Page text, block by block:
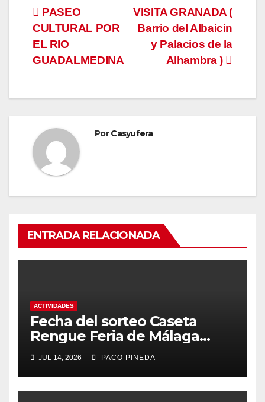
Navegación
de
entradas
VISITA GRANADA (
Barrio del Albaicin
y Palacios de la
Alhambra )
PASEO
CULTURAL POR
EL RIO
GUADALMEDINA
PorCasyufera
ENTRADA RELACIONADA
ACTIVIDADES
Fecha del sorteo Caseta
Rengue Feria de Málaga
2026
JUL 14, 2026 PACO PINEDA